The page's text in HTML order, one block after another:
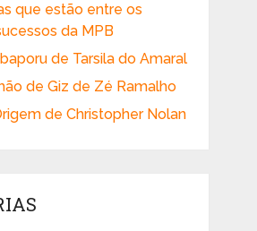
que estão entre os
da MPB
de Tarsila do Amaral
de Giz de Zé Ramalho
de Christopher Nolan